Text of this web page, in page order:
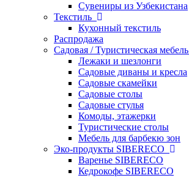
Сувениры из Узбекистана
Текстиль
Кухонный текстиль
Распродажа
Садовая / Туристическая мебель
Лежаки и шезлонги
Садовые диваны и кресла
Садовые скамейки
Садовые столы
Садовые стулья
Комоды, этажерки
Туристические столы
Мебель для барбекю зон
Эко-продукты SIBERECO
Варенье SIBERECO
Кедрокофе SIBERECO